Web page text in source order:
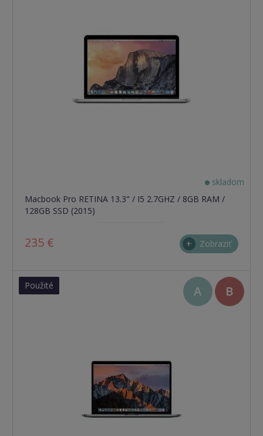
skladom
Macbook Pro RETINA 13.3" / I5 2.7GHZ / 8GB RAM /
128GB SSD (2015)
235 € Zobraziť
Použité A B